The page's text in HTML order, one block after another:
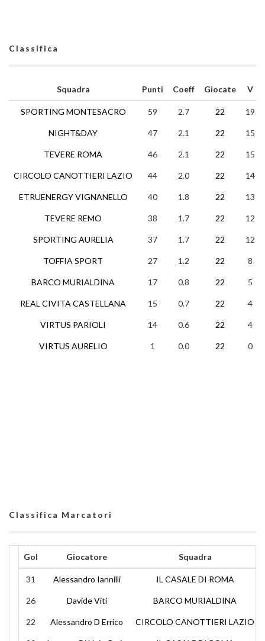
Classifica
Squadra
SPORTING MONTESACRO
NIGHT&DAY
TEVERE ROMA
CIRCOLO CANOTTIERI LAZIO
ETRUENERGY VIGNANELLO
TEVERE REMO
SPORTING AURELIA
TOFFIA SPORT
BARCO MURIALDINA
REAL CIVITA CASTELLANA
VIRTUS PARIOLI
VIRTUS AURELIO
Punti Coeff Giocate V
59 2.7 22 19
47 2.1 22 15
46 2.1 22 15
44 2.0 22 14
40 1.8 22 13
38 1.7 22 12
37 1.7 22 12
27 1.2 22 8
17 0.8 22 5
15 0.7 22 4
14 0.6 22 4
1 0.0 22 0
Classifica Marcatori
Gol Giocatore Squadra
31 Alessandro Iannilli IL CASALE DI ROMA
26 Davide Viti BARCO MURIALDINA
22 Alessandro D Errico CIRCOLO CANOTTIERI LAZIO